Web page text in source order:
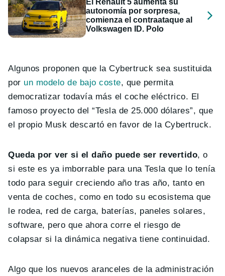
El Renault 5 aumenta su
autonomía por sorpresa,
comienza el contraataque al
Volkswagen ID. Polo
Algunos proponen que la Cybertruck sea sustituida
por un modelo de bajo coste, que permita
democratizar todavía más el coche eléctrico. El
famoso proyecto del “Tesla de 25.000 dólares”, que
el propio Musk descartó en favor de la Cybertruck.
Queda por ver si el daño puede ser revertido, o
si este es ya imborrable para una Tesla que lo tenía
todo para seguir creciendo año tras año, tanto en
venta de coches, como en todo su ecosistema que
le rodea, red de carga, baterías, paneles solares,
software, pero que ahora corre el riesgo de
colapsar si la dinámica negativa tiene continuidad.
Algo que los nuevos aranceles de la administración